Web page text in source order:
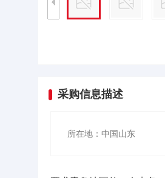
采购信息描述
所在地：中国山东